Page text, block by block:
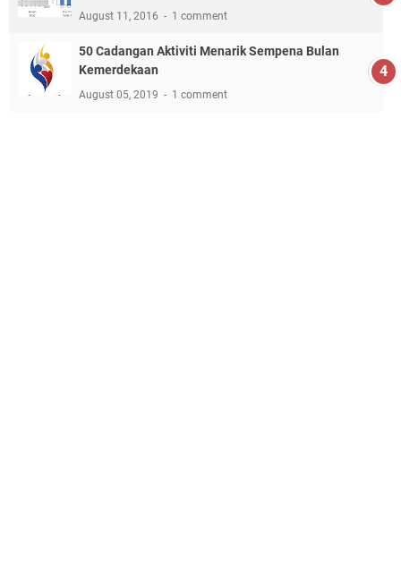
August 11, 2016 1 comment
50 Cadangan Aktiviti Menarik Sempena Bulan
Kemerdekaan
August 05, 2019 1 comment